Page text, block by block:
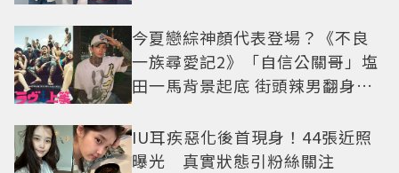
今夏戀綜神顏代表登場？《不良
一族尋愛記2》「自信公關哥」塩
田一馬背景起底 街頭辣男翻身當
IU耳疾惡化後首現身！44張近照
曝光 真實狀態引粉絲關注